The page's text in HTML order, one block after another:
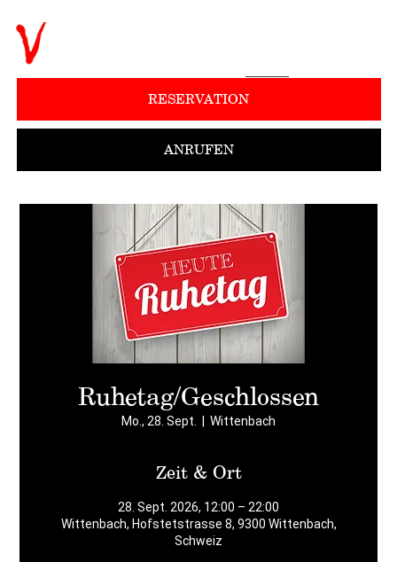
ANRUFEN
RESERVATION
Ruhetag/Geschlossen
Mo., 28. Sept. Wittenbach
Zeit & Ort
28. Sept. 2026, 12:00 – 22:00
Wittenbach, Hofstetstrasse 8, 9300 Wittenbach,
Schweiz